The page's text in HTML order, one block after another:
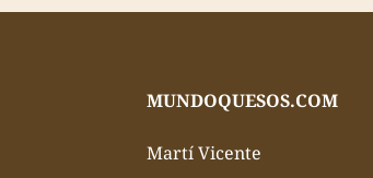
MUNDOQUESOS.COM
Martí Vicente